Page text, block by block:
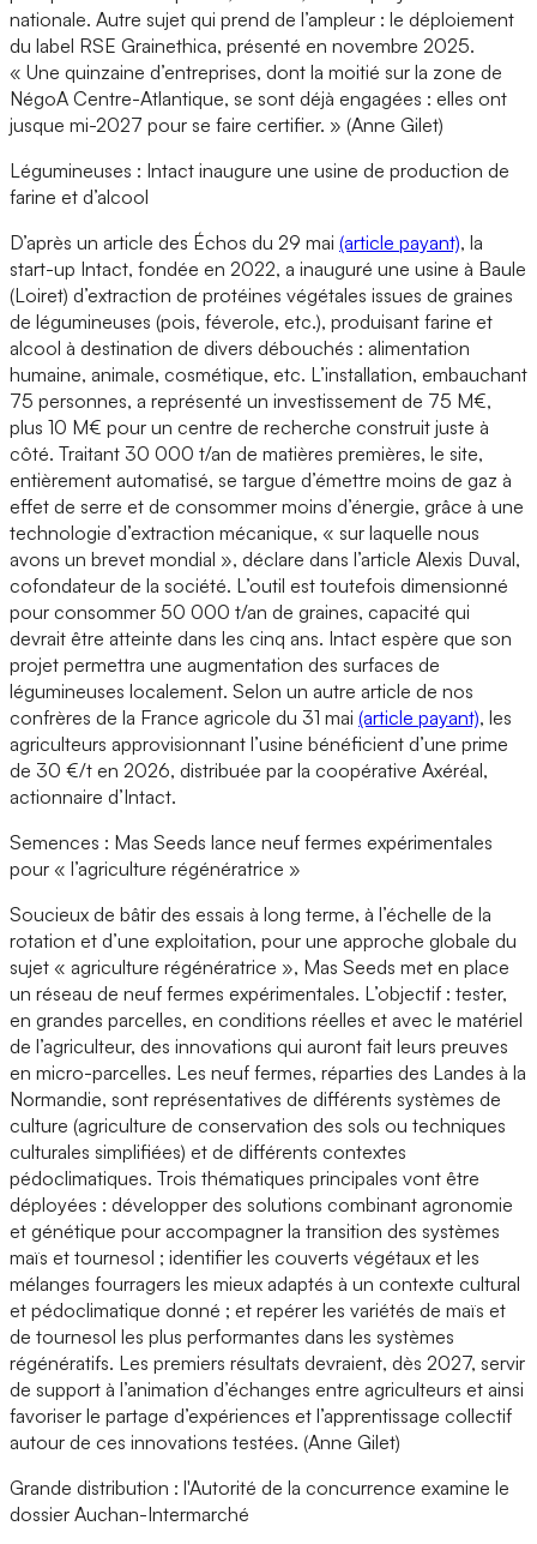
nationale. Autre sujet qui prend de l’ampleur : le déploiement
du label RSE Grainethica, présenté en novembre 2025.
« Une quinzaine d’entreprises, dont la moitié sur la zone de
NégoA Centre-Atlantique, se sont déjà engagées : elles ont
jusque mi-2027 pour se faire certifier. » (Anne Gilet)
Légumineuses : Intact inaugure une usine de production de
farine et d’alcool
D’après un article des Échos du 29 mai (article payant), la
start-up Intact, fondée en 2022, a inauguré une usine à Baule
(Loiret) d’extraction de protéines végétales issues de graines
de légumineuses (pois, féverole, etc.), produisant farine et
alcool à destination de divers débouchés : alimentation
humaine, animale, cosmétique, etc. L’installation, embauchant
75 personnes, a représenté un investissement de 75 M€,
plus 10 M€ pour un centre de recherche construit juste à
côté. Traitant 30 000 t/an de matières premières, le site,
entièrement automatisé, se targue d’émettre moins de gaz à
effet de serre et de consommer moins d’énergie, grâce à une
technologie d’extraction mécanique, « sur laquelle nous
avons un brevet mondial », déclare dans l’article Alexis Duval,
cofondateur de la société. L’outil est toutefois dimensionné
pour consommer 50 000 t/an de graines, capacité qui
devrait être atteinte dans les cinq ans. Intact espère que son
projet permettra une augmentation des surfaces de
légumineuses localement. Selon un autre article de nos
confrères de la France agricole du 31 mai (article payant), les
agriculteurs approvisionnant l’usine bénéficient d’une prime
de 30 €/t en 2026, distribuée par la coopérative Axéréal,
actionnaire d’Intact.
Semences : Mas Seeds lance neuf fermes expérimentales
pour « l’agriculture régénératrice »
Soucieux de bâtir des essais à long terme, à l’échelle de la
rotation et d’une exploitation, pour une approche globale du
sujet « agriculture régénératrice », Mas Seeds met en place
un réseau de neuf fermes expérimentales. L’objectif : tester,
en grandes parcelles, en conditions réelles et avec le matériel
de l’agriculteur, des innovations qui auront fait leurs preuves
en micro-parcelles. Les neuf fermes, réparties des Landes à la
Normandie, sont représentatives de différents systèmes de
culture (agriculture de conservation des sols ou techniques
culturales simplifiées) et de différents contextes
pédoclimatiques. Trois thématiques principales vont être
déployées : développer des solutions combinant agronomie
et génétique pour accompagner la transition des systèmes
maïs et tournesol ; identifier les couverts végétaux et les
mélanges fourragers les mieux adaptés à un contexte cultural
et pédoclimatique donné ; et repérer les variétés de maïs et
de tournesol les plus performantes dans les systèmes
régénératifs. Les premiers résultats devraient, dès 2027, servir
de support à l’animation d’échanges entre agriculteurs et ainsi
favoriser le partage d’expériences et l’apprentissage collectif
autour de ces innovations testées. (Anne Gilet)
Grande distribution : l'Autorité de la concurrence examine le
dossier Auchan-Intermarché